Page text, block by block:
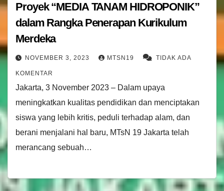
Proyek “MEDIA TANAM HIDROPONIK”
dalam Rangka Penerapan Kurikulum
Merdeka
NOVEMBER 3, 2023 MTSN19 TIDAK ADA
KOMENTAR
Jakarta, 3 November 2023 – Dalam upaya
meningkatkan kualitas pendidikan dan menciptakan
siswa yang lebih kritis, peduli terhadap alam, dan
berani menjalani hal baru, MTsN 19 Jakarta telah
merancang sebuah…